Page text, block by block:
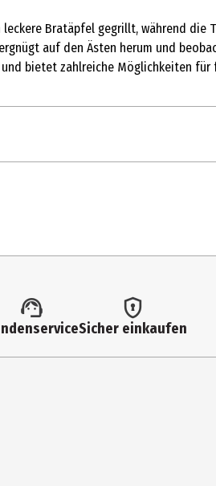
Bratäpfel gegrillt, während die
auf den Ästen herum und
bietet zahlreiche Möglichkeiten
Sicher einkaufen